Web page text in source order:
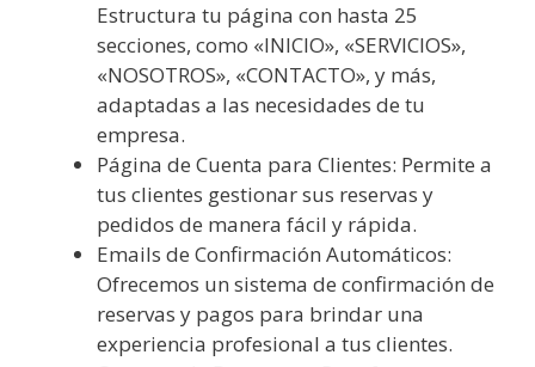
Estructura tu página con hasta 25
secciones, como «INICIO», «SERVICIOS»,
«NOSOTROS», «CONTACTO», y más,
adaptadas a las necesidades de tu
empresa.
Página de Cuenta para Clientes: Permite a
tus clientes gestionar sus reservas y
pedidos de manera fácil y rápida.
Emails de Confirmación Automáticos:
Ofrecemos un sistema de confirmación de
reservas y pagos para brindar una
experiencia profesional a tus clientes.